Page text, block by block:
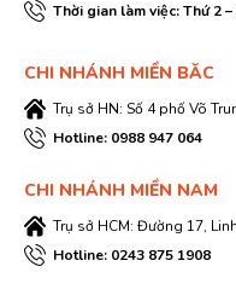
Thời gian làm việc: Thứ 2
CHI NHÁNH MIỀN BĂC
Trụ sở HN: Số 4 phố Võ
Hotline: 0988 947 064
CHI NHÁNH MIỀN NAM
Trụ sở HCM: Đường 17,
Hotline: 0243 875 1908